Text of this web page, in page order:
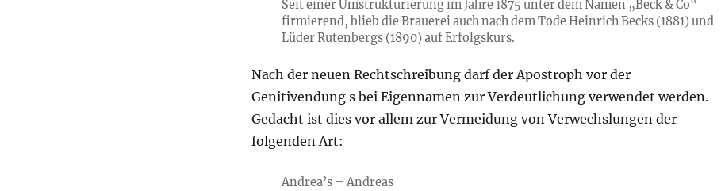
Seit einer Umstrukturierung im Jahre 1875 unter dem Namen „Beck & Co“
firmierend, blieb die Brauerei auch nach dem Tode HeinrichBecks (1881) und
Lüder Rutenbergs (1890) auf Erfolgskurs.
Nach der neuen Rechtschreibung darf der Apostroph vor der
Genitivendung s bei Eigennamen zur Verdeutlichung verwendet werden.
Gedacht ist dies vor allem zur Vermeidung von Verwechslungen der
folgenden Art:
Andrea’s – Andreas